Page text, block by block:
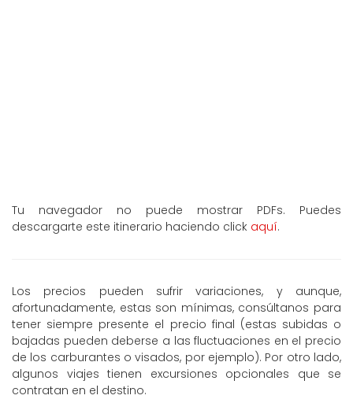
Tu navegador no puede mostrar PDFs. Puedes
descargarte este itinerario haciendo click aquí.
Los precios pueden sufrir variaciones, y aunque,
afortunadamente, estas son mínimas, consúltanos para
tener siempre presente el precio final (estas subidas o
bajadas pueden deberse a las fluctuaciones en el precio
de los carburantes o visados, por ejemplo). Por otro lado,
algunos viajes tienen excursiones opcionales que se
contratan en el destino.